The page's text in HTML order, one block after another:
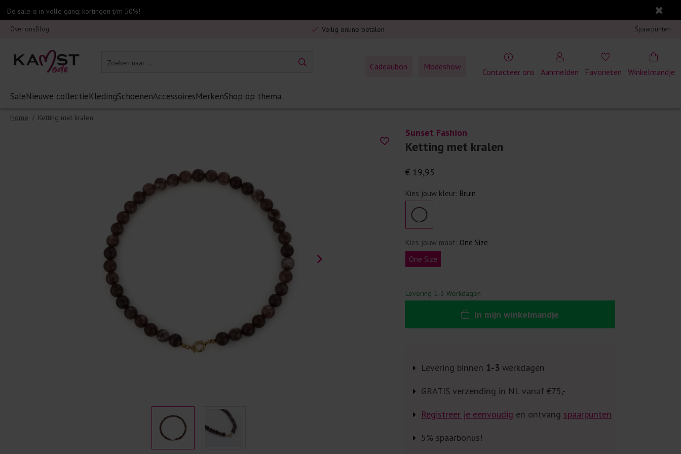
De sale is in volle gang: kortingen t/m 50%!
Over onsBlog
Veilig online betalen
Gratis verzending in Nederland vanaf €75,-
Spaarpunten
Winkelmandje
Cadeaubon Modeshow
Contacteer ons Aanmelden Favorieten
SaleNieuwe collectieKledingSchoenenAccessoiresMerkenShop op thema
Home / Ketting met kralen
Sunset Fashion
Ketting met kralen
€ 19,95
Kies jouw kleur: Bruin
Kies jouw maat: One Size
One Size
Levering 1-3 Werkdagen
In mijn winkelmandje
Levering binnen 1-3werkdagen
GRATIS verzending in NL vanaf €75,-
Registreer je eenvoudig en ontvang spaarpunten
5% spaarbonus!